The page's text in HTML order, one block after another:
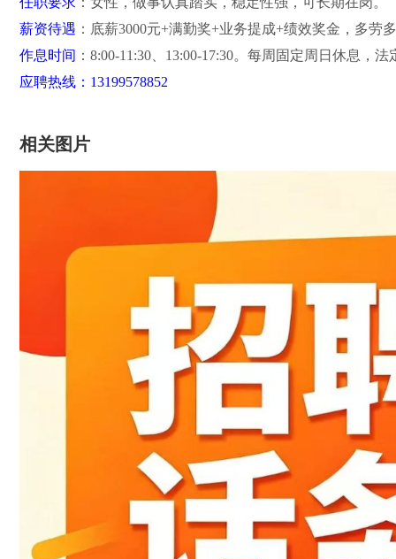
薪资待遇 ：底薪3000元+满勤奖+业务提成+绩效奖金，多劳
作息时间 ：8:00-11:30、13:00-17:30。每周固定周日休息，
应聘热线：13199578852
相关图片